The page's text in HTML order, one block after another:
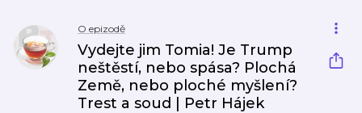
O epizodě
Vydejte jim Tomia! Je Trump
neštěstí, nebo spása? Plochá
Země, nebo ploché myšlení?
Trest a soud | Petr Hájek